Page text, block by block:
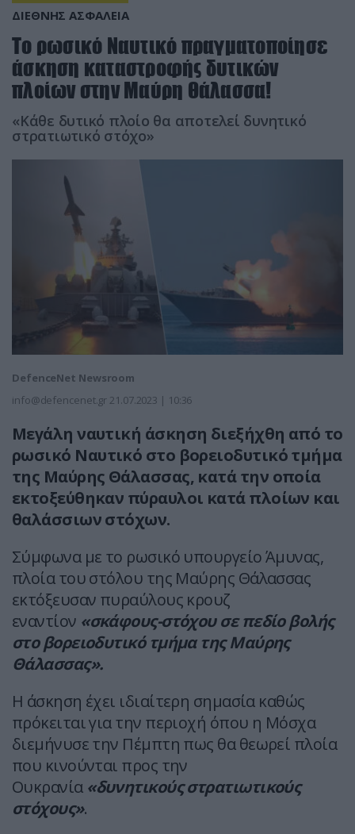
ΔΙΕΘΝΗΣ ΑΣΦΑΛΕΙΑ
Το ρωσικό Ναυτικό πραγματοποίησε
άσκηση καταστροφής δυτικών
πλοίων στην Μαύρη Θάλασσα!
«Κάθε δυτικό πλοίο θα αποτελεί δυνητικό
στρατιωτικό στόχο»
DefenceNet Newsroom
info@defencenet.gr 21.07.2023 | 10:36
Μεγάλη ναυτική άσκηση διεξήχθη από το
ρωσικό Ναυτικό στο βορειοδυτικό τμήμα
της Μαύρης Θάλασσας, κατά την οποία
εκτοξεύθηκαν πύραυλοι κατά πλοίων και
θαλάσσιων στόχων.
Σύμφωνα με το ρωσικό υπουργείο Άμυνας,
πλοία του στόλου της Μαύρης Θάλασσας
εκτόξευσαν πυραύλους κρουζ
εναντίον «σκάφους-στόχου σε πεδίο βολής
στο βορειοδυτικό τμήμα της Μαύρης
Θάλασσας».
Η άσκηση έχει ιδιαίτερη σημασία καθώς
πρόκειται για την περιοχή όπου η Μόσχα
διεμήνυσε την Πέμπτη πως θα θεωρεί πλοία
που κινούνται προς την
Ουκρανία «δυνητικούς στρατιωτικούς
στόχους».